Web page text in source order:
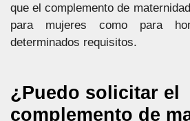
que el complemento de
para mujeres como para
determinados requisitos.
¿Puedo solicitar el
complemento de